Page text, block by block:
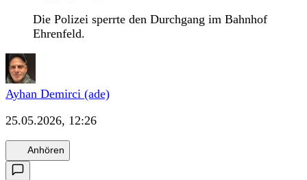
Die Polizei sperrte den Durchgang im Bahnhof
Ehrenfeld.
Ayhan Demirci (ade)
25.05.2026, 12:26
Anhören